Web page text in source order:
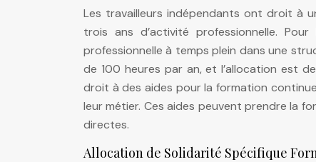
Les travailleurs indépendants ont droit à
trois ans d’activité professionnelle.
professionnelle à temps plein dans une
de 100 heures par an, et l’allocation est
droit à des aides pour la formation
leur métier. Ces aides peuvent prendre la
directes.
Allocation de Solidarité Spécifique